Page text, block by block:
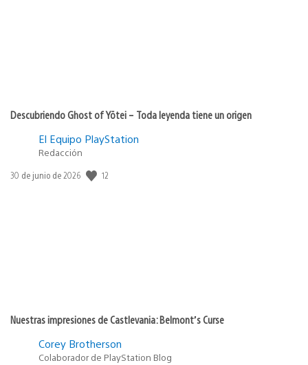
Descubriendo Ghost of Yōtei – Toda leyenda tiene un origen
El Equipo PlayStation
Redacción
Fecha
30 de junio de 2026 12
Nuestras impresiones de Castlevania: Belmont’s Curse
Corey Brotherson
Colaborador de PlayStation Blog